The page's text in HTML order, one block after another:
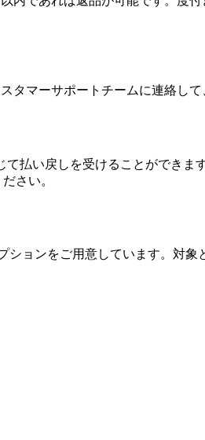
タマーサポートチームに連絡し
て払い戻しを受けることができ
さい。
ションをご用意しています。対